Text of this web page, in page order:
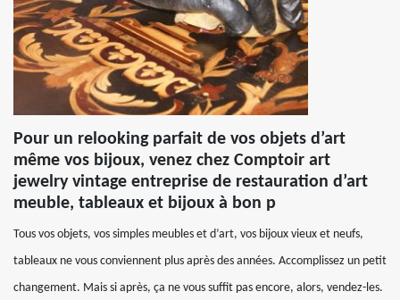
Pour un relooking parfait de vos objets d’art
même vos bijoux, venez chez Comptoir art
jewelry vintage entreprise de restauration d’art
meuble, tableaux et bijoux à bon p
Tous vos objets, vos simples meubles et d’art, vos bijoux vieux et neufs,
tableaux ne vous conviennent plus après des années. Accomplissez un petit
changement. Mais si après, ça ne vous suffit pas encore, alors, vendez-les.